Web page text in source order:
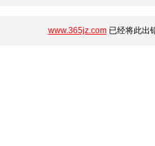
www.365jz.com已经将此出